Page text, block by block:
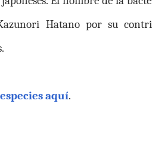
Hatano por su
aquí.